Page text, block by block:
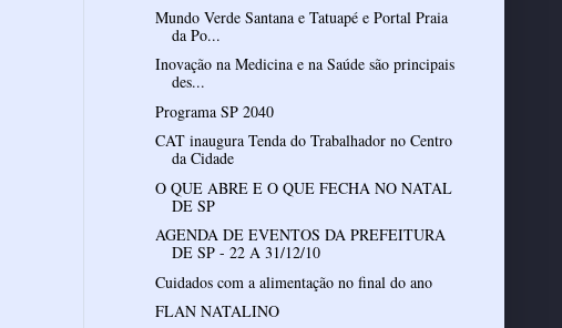
Mundo Verde Santana e Tatuapé e Portal Praia
da Po...
Inovação na Medicina e na Saúde são principais
des...
Programa SP 2040
CAT inaugura Tenda do Trabalhador no Centro
da Cidade
O QUE ABRE E O QUE FECHA NO NATAL
DE SP
AGENDA DE EVENTOS DA PREFEITURA
DE SP - 22 A 31/12/10
Cuidados com a alimentação no final do ano
FLAN NATALINO